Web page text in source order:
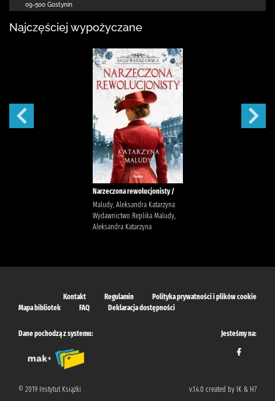
09-500 Gostynin
Najczęściej wypożyczane
Narzeczona rewolucjonisty /
Maludy, Aleksandra Katarzyna
Wydawnictwo Replika Maludy,
Aleksandra Katarzyna
Kontakt Regulamin
Polityka prywatności i plików cookie
Mapa bibliotek
FAQ Deklaracja dostępności
Dane pochodzą z systemu: Jesteśmy na:
© 2019 Instytut Książki v.1.4.0 created by IK & H7